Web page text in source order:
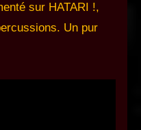
sur HATARI !,
Un pur